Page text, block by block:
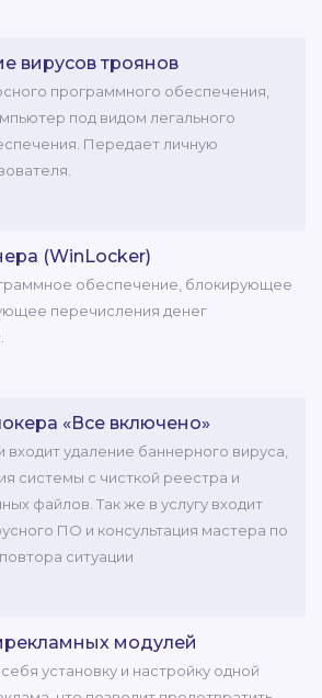
вирусов троянов
программного обеспечения,
под видом легального
Передает личную
(WinLocker)
обеспечение, блокирующее
перечисления денег
«Все включено»
входит удаление баннерного вируса,
системы с чисткой реестра и
файлов. Так же в услугу входит
ПО и консультация мастера по
ситуации
модулей
установку и настройку одной